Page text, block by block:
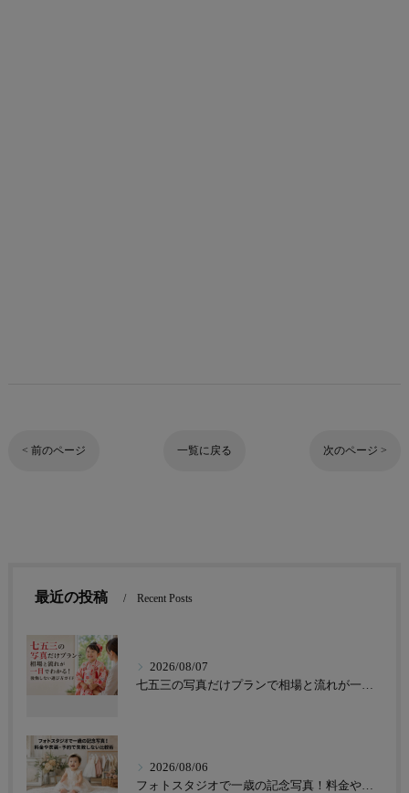
< 前のページ 一覧に戻る 次のページ >
最近の投稿 Recent Posts
2026/08/07
2026/08/06
フォトスタジオで一歳の記念写真！料金や衣装・予約で失敗しない比較術